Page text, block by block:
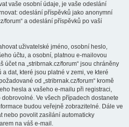
vaše osobní údaje, je vaše odeslání
odeslání příspěvků jako anonymní
forum“ a odeslání příspěvků po vaší
uživatelské jméno, osobní heslo,
účtu, a osobní, platnou e-mailovou
účet na „stribrnak.cz/forum“ jsou chráněny
dat, které jsou platné v zemi, ve které
od „stribrnak.cz/forum“ kromě
hesla a vašeho e-mailu při registraci,
Ve všech případech dostanete
budou veřejně zobrazitelné. Dále ve
nebo povolit zasílání automaticky
na váš e-mail.